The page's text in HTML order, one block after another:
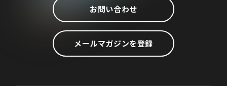
お問い合わせ
メールマガジンを登録